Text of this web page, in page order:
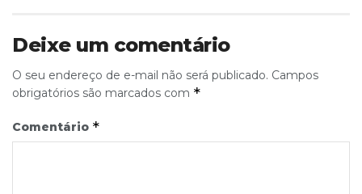
Deixe um comentário
O seu endereço de e-mail não será publicado. Campos
obrigatórios são marcados com *
Comentário *